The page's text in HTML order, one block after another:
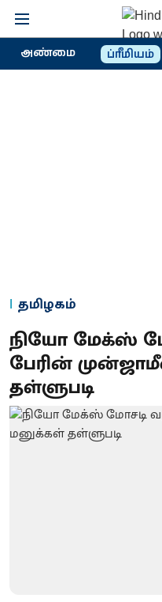
அண்மை ப்ரீமியம்
தமிழகம்
நியோ மேக்ஸ்
பேரின்
தள்ளுபடி